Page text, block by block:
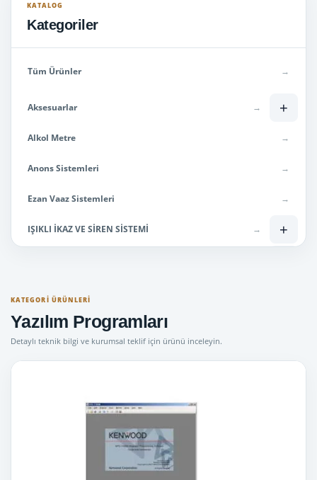
KATALOG
Kategoriler
Tüm Ürünler →
Aksesuarlar → +
Alkol Metre →
Anons Sistemleri →
Ezan Vaaz Sistemleri →
IŞIKLI İKAZ VE SİREN SİSTEMİ → +
Mini Tepe Lambaları
KATEGORI ÜRÜNLERI
Yazılım Programları
Detaylı teknik bilgi ve kurumsal teklif için ürünü inceleyin.